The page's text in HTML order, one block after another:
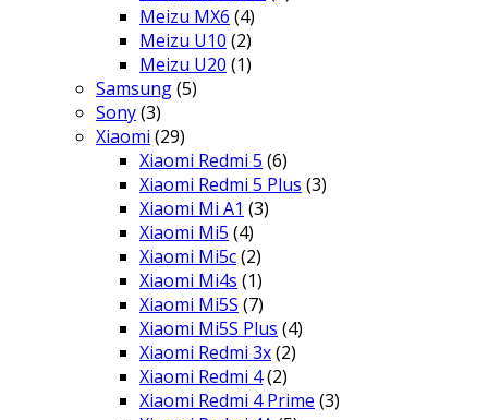
Meizu MX6 (4)
Meizu U10 (2)
Meizu U20 (1)
Samsung(5)
Sony(3)
Xiaomi (29)
Xiaomi Redmi 5 (6)
Xiaomi Redmi 5 Plus (3)
Xiaomi Mi A1 (3)
Xiaomi Mi5 (4)
Xiaomi Mi5c(2)
Xiaomi Mi4s (1)
Xiaomi Mi5S (7)
Xiaomi Mi5S Plus (4)
Xiaomi Redmi 3x(2)
Xiaomi Redmi 4(2)
Xiaomi Redmi 4 Prime (3)